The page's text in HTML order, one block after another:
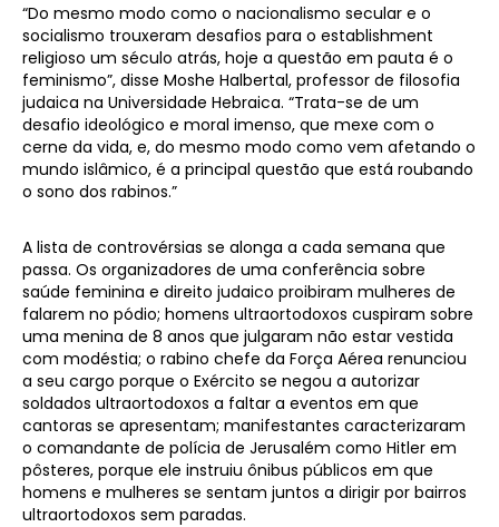
“Do mesmo modo como o nacionalismo secular e o
socialismo trouxeram desafios para o establishment
religioso um século atrás, hoje a questão em pauta é o
feminismo”, disse Moshe Halbertal, professor de filosofia
judaica na Universidade Hebraica. “Trata-se de um
desafio ideológico e moral imenso, que mexe com o
cerne da vida, e, do mesmo modo como vem afetando o
mundo islâmico, é a principal questão que está roubando
o sono dos rabinos.”
A lista de controvérsias se alonga a cada semana que
passa. Os organizadores de uma conferência sobre
saúde feminina e direito judaico proibiram mulheres de
falarem no pódio; homens ultraortodoxos cuspiram sobre
uma menina de 8 anos que julgaram não estar vestida
com modéstia; o rabino chefe da Força Aérea renunciou
a seu cargo porque o Exército se negou a autorizar
soldados ultraortodoxos a faltar a eventos em que
cantoras se apresentam; manifestantes caracterizaram
o comandante de polícia de Jerusalém como Hitler em
pôsteres, porque ele instruiu ônibus públicos em que
homens e mulheres se sentam juntos a dirigir por bairros
ultraortodoxos sem paradas.